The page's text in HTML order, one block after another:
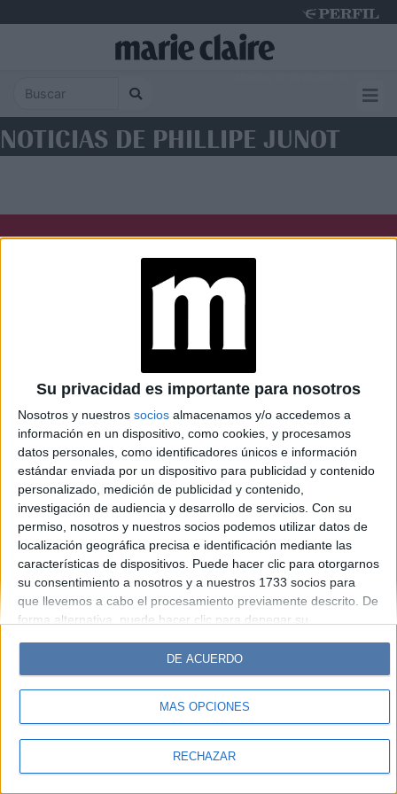
Su privacidad es importante para nosotros
Nosotros y nuestros socios almacenamos y/o accedemos a
información en un dispositivo, como cookies, y procesamos
datos personales, como identificadores únicos e información
estándar enviada por un dispositivo para publicidad y contenido
personalizado, medición de publicidad y contenido,
investigación de audiencia y desarrollo de servicios. Con su
permiso, nosotros y nuestros socios podemos utilizar datos de
localización geográfica precisa e identificación mediante las
características de dispositivos. Puede hacer clic para otorgarnos
su consentimiento a nosotros y a nuestros 1733 socios para
que llevemos a cabo el procesamiento previamente descrito. De
forma alternativa, puede hacer clic para denegar su
cambiar sus preferencias antes de otorgar su consentimiento.
Tenga en cuenta que algún procesamiento de sus datos
personales puede no requerir de su consentimiento, pero usted
tiene el derecho de rechazar tal procesamiento. Sus
sus preferencias o retirar su consentimiento en cualquier
MÁS OPCIONES
RECHAZAR
DE ACUERDO
NOTICIAS DE PHILLIPE JUNOT
Caras Noticias
Weekend Parabrisas
Look
Luz Mía Lunateen Break BATimes
© Perfil.com 2006-2019 - Todos los derechos reservados
Registro de Propiedad Intelectual: Nro. 5346433